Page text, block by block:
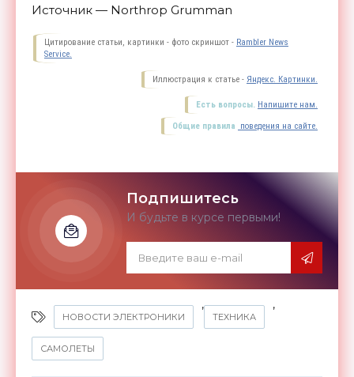
Источник — Northrop Grumman
Цитирование статьи, картинки - фото скриншот - Rambler News
Service.
Иллюстрация к статье - Яндекс. Картинки.
Есть вопросы. Напишите нам.
Общие правила поведения на сайте.
Подпишитесь
И будьте в курсе первыми!
НОВОСТИ ЭЛЕКТРОНИКИ
,
ТЕХНИКА
,
САМОЛЕТЫ